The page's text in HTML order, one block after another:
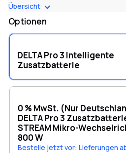
Anwenderfreundlich - Plug &
Übersicht
Optionen
DELTA Pro 3 Intelligente
Zusatzbatterie
0 % MwSt. (Nur
DELTA Pro 3
STREAM Mikro-
800 W
Bestelle jetzt vor: Lieferungen